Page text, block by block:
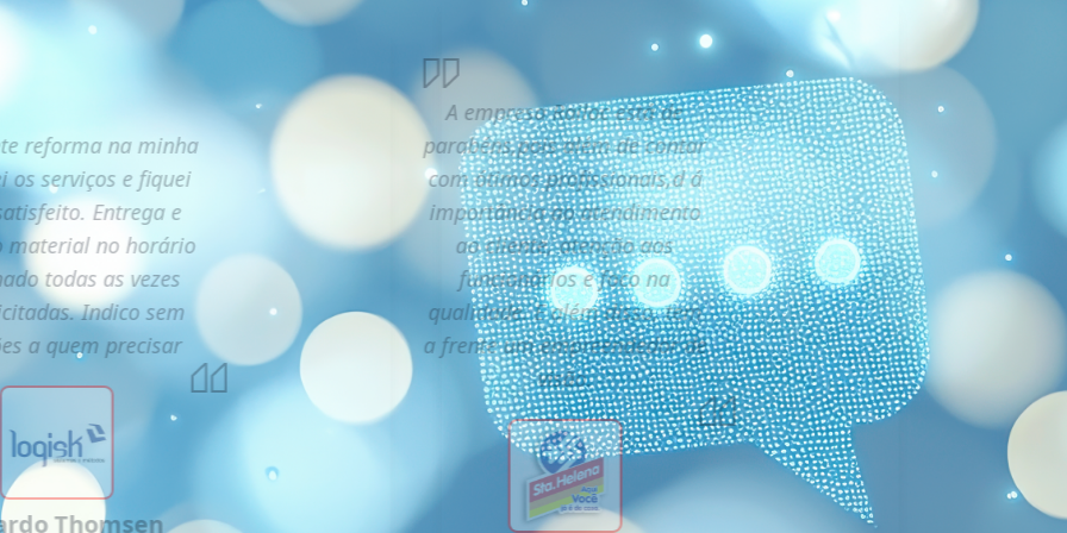
reforma na minha
os serviços e fiquei
Entrega e
material no horário
todas as vezes
Indico sem
a quem precisar
Thomsen
A empresa Railoc está de
parabéns,pois além de contar
com ótimos profissionais,d á
importância ao atendimento
ao cliente, atenção aos
funcionários e foco na
qualidade. E além disso, tem
a frente um empreendedor de
visão.